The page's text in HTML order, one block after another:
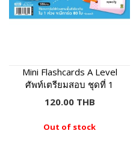
Mini Flashcards A Level
ศัพท์เตรียมสอบ ชุดที่ 1
120.00 THB
Out of stock